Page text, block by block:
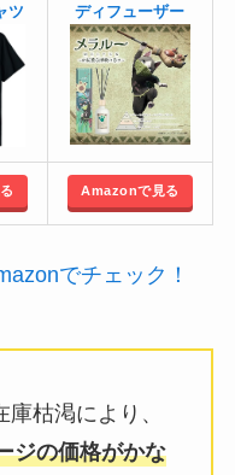
ツ ディフューザー
Amazonで見る
でチェック！
枯渇により、
ジの価格がかな